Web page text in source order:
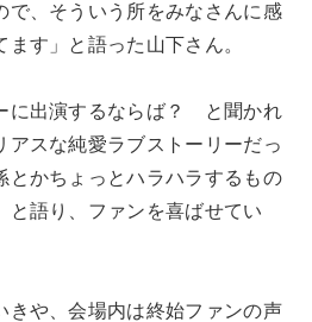
で、そういう所をみなさんに感
す」と語った山下さん。
に出演するならば？ と聞かれ
アスな純愛ラブストーリーだっ
とかちょっとハラハラするもの
と語り、ファンを喜ばせてい
きや、会場内は終始ファンの声